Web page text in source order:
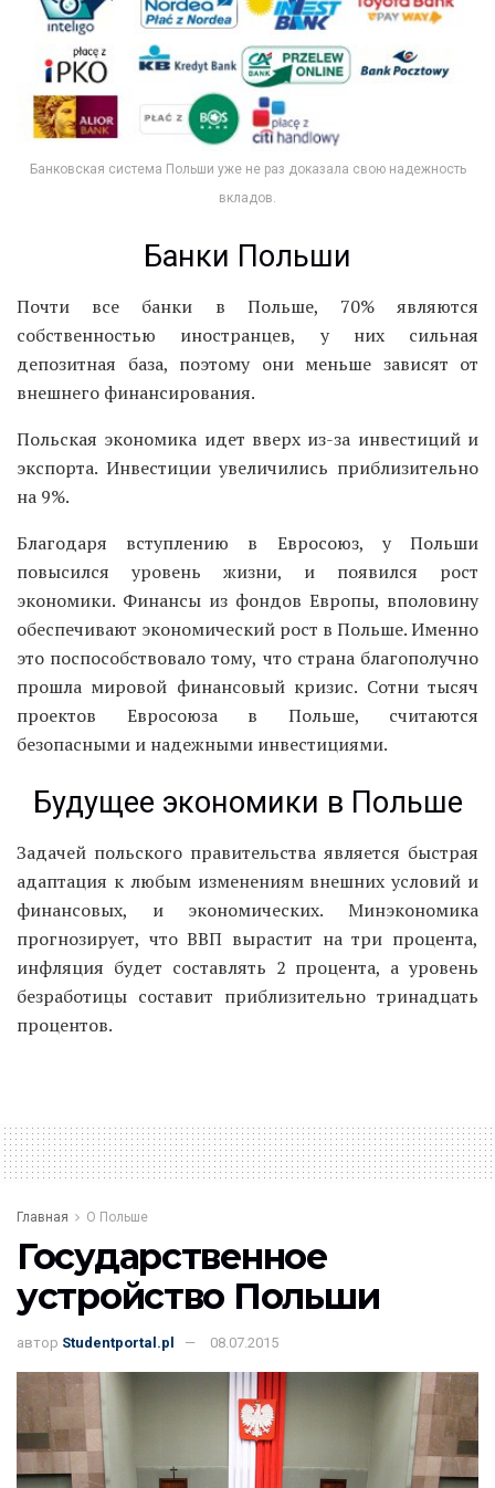
Банковская система Польши уже не раз доказала свою надежность
вкладов.
Банки Польши
Почти все банки в Польше, 70% являются
собственностью иностранцев, у них сильная
депозитная база, поэтому они меньше зависят от
внешнего финансирования.
Польская экономика идет вверх из-за инвестиций и
экспорта. Инвестиции увеличились приблизительно
на 9%.
Благодаря вступлению в Евросоюз, у Польши
повысился уровень жизни, и появился рост
экономики. Финансы из фондов Европы, вполовину
обеспечивают экономический рост в Польше. Именно
это поспособствовало тому, что страна благополучно
прошла мировой финансовый кризис. Сотни тысяч
проектов Евросоюза в Польше, считаются
безопасными и надежными инвестициями.
Будущее экономики в Польше
Задачей польского правительства является быстрая
адаптация к любым изменениям внешних условий и
финансовых, и экономических. Минэкономика
прогнозирует, что ВВП вырастит на три процента,
инфляция будет составлять 2 процента, а уровень
безработицы составит приблизительно тринадцать
процентов.
Главная О Польше
Государственное
устройство Польши
автор Studentportal.pl 08.07.2015